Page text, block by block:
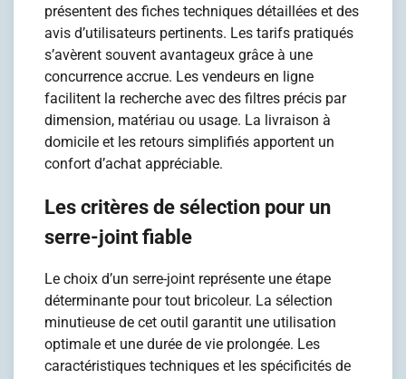
présentent des fiches techniques détaillées et des
avis d’utilisateurs pertinents. Les tarifs pratiqués
s’avèrent souvent avantageux grâce à une
concurrence accrue. Les vendeurs en ligne
facilitent la recherche avec des filtres précis par
dimension, matériau ou usage. La livraison à
domicile et les retours simplifiés apportent un
confort d’achat appréciable.
Les critères de sélection pour un
serre-joint fiable
Le choix d’un serre-joint représente une étape
déterminante pour tout bricoleur. La sélection
minutieuse de cet outil garantit une utilisation
optimale et une durée de vie prolongée. Les
caractéristiques techniques et les spécificités de